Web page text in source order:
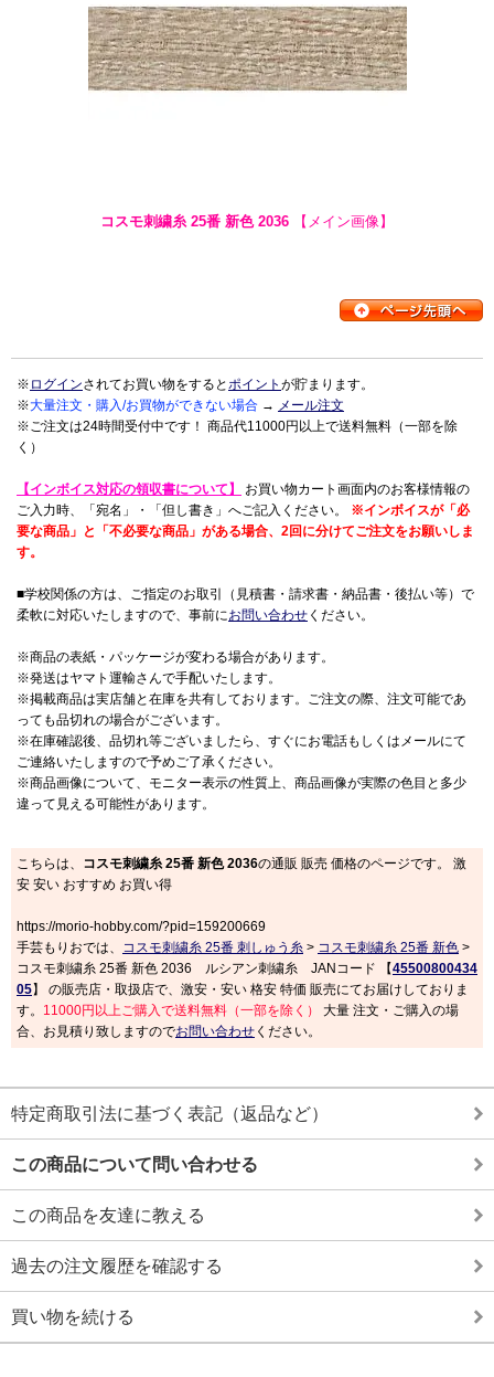
コスモ刺繍糸 25番 新色 2036 【メイン画像】
※ ログインされてお買い物をするとポイント が貯まります。
※大量注文・購入/お買物ができない場合 → メール注文
※ご注文は24時間受付中です！ 商品代11000円以上で送料無料（一部を除
く）
【インボイス対応の領収書について】
お買い物カート画面内のお客様情報の
ご入力時、「宛名」・「但し書き」へご記入ください。 ※インボイスが「必
要な商品」と「不必要な商品」がある場合、2回に分けてご注文をお願いしま
す。
■学校関係の方は、ご指定のお取引（見積書・請求書・納品書・後払い等）で
柔軟に対応いたしますので、事前にお問い合わせ ください。
※商品の表紙・パッケージが変わる場合があります。
※発送はヤマト運輸さんで手配いたします。
※掲載商品は実店舗と在庫を共有しております。ご注文の際、注文可能であ
っても品切れの場合がございます。
※在庫確認後、品切れ等ございましたら、すぐにお電話もしくはメールにて
ご連絡いたしますので予めご了承ください。
※商品画像について、モニター表示の性質上、商品画像が実際の色目と多少
違って見える可能性があります。
こちらは、 コスモ刺繍糸 25番 新色 2036の通販 販売 価格のページです。 激
安 安い おすすめ お買い得
https://morio-hobby.com/?pid=159200669
手芸もりおでは、 コスモ刺繍糸 25番 刺しゅう糸 > コスモ刺繍糸 25番 新色 >
コスモ刺繍糸 25番 新色 2036 ルシアン刺繍糸 JANコード 【45500800434
05】 の販売店・取扱店で、激安・安い 格安 特価 販売にてお届けしておりま
す。 11000円以上ご購入で送料無料（一部を除く）
大量 注文・ご購入の場
合、お見積り致しますのでお問い合わせ ください。
特定商取引法に基づく表記（返品など）
この商品について問い合わせる
この商品を友達に教える
過去の注文履歴を確認する
買い物を続ける